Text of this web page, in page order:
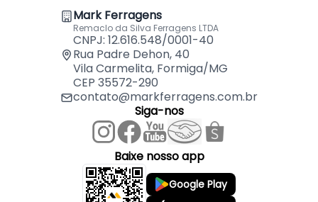
- Diâmetro da broca: 10 Mm - (1,0 Cm)
- Diâmetro da haste de encaixe: 07 Mm - (0,7 Cm)
- Comprimento da broca: 120 Mm - (12,0 Cm)
- Conteúdo de embalagem: 01 Broca
Mark Ferragens
Remaclo da Silva Ferragens LTDA
CNPJ: 12.616.548/0001-40
Rua Padre Dehon, 40
Vila Carmelita, Formiga/MG
CEP 35572-290
contato@markferragens.com.br
Siga-nos
Baixe nosso app
Google Play